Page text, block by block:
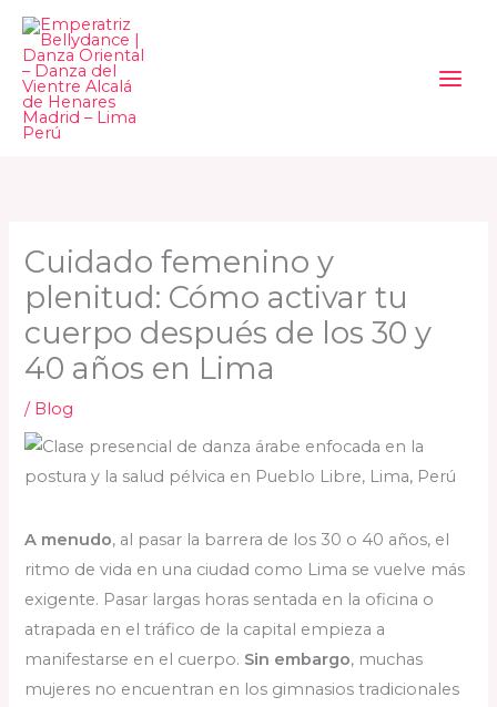
contenido
Cuidado femenino y
plenitud: Cómo activar tu
cuerpo después de los 30 y
40 años en Lima
/ Blog
A menudo, al pasar la barrera de los 30 o 40 años, el
ritmo de vida en una ciudad como Lima se vuelve más
exigente. Pasar largas horas sentada en la oficina o
atrapada en el tráfico de la capital empieza a
manifestarse en el cuerpo. Sin embargo, muchas
mujeres no encuentran en los gimnasios tradicionales